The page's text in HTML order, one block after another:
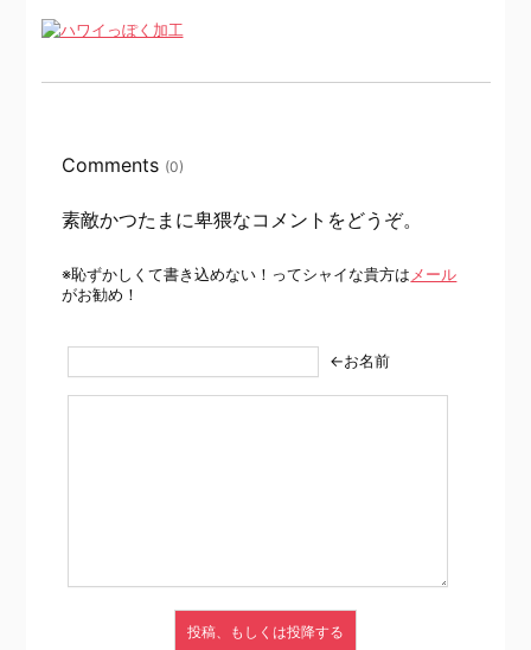
Comments (0)
素敵かつたまに卑猥なコメントをどうぞ。
※恥ずかしくて書き込めない！ってシャイな貴方は メール
がお勧め！
←お名前